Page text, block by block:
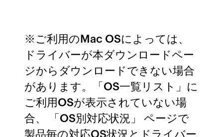
※ご利用のMac OSによっては、
ドライバーが本ダウンロードペー
ジからダウンロードできない場合
があります。「OS一覧リスト」に
ご利用OSが表示されていない場
合、 「OS別対応状況」 ページで
製品毎の対応OS状況とドライバー